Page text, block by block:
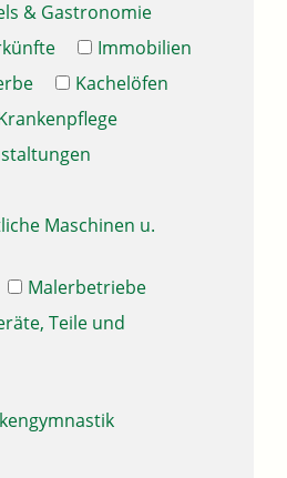
& Gastronomie
Immobilien
Kachelöfen
Maschinen u.
Malerbetriebe
Teile und